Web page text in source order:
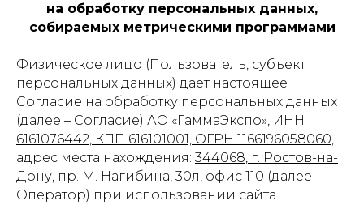
на обработку персональных данных,
собираемых метрическими программами
Физическое лицо (Пользователь, субъект
персональных данных) дает настоящее
Согласие на обработку персональных данных
(далее – Согласие) АО «ГаммаЭкспо», ИНН
6161076442, КПП 616101001, ОГРН 1166196058060,
адрес места нахождения: 344068, г. Ростов-на-
Дону, пр. М. Нагибина, 30л, офис 110 (далее –
Оператор) при использовании сайта